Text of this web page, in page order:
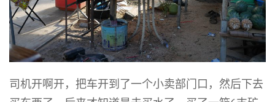
司机开啊开，把车开到了一个小卖部门口，然后下去